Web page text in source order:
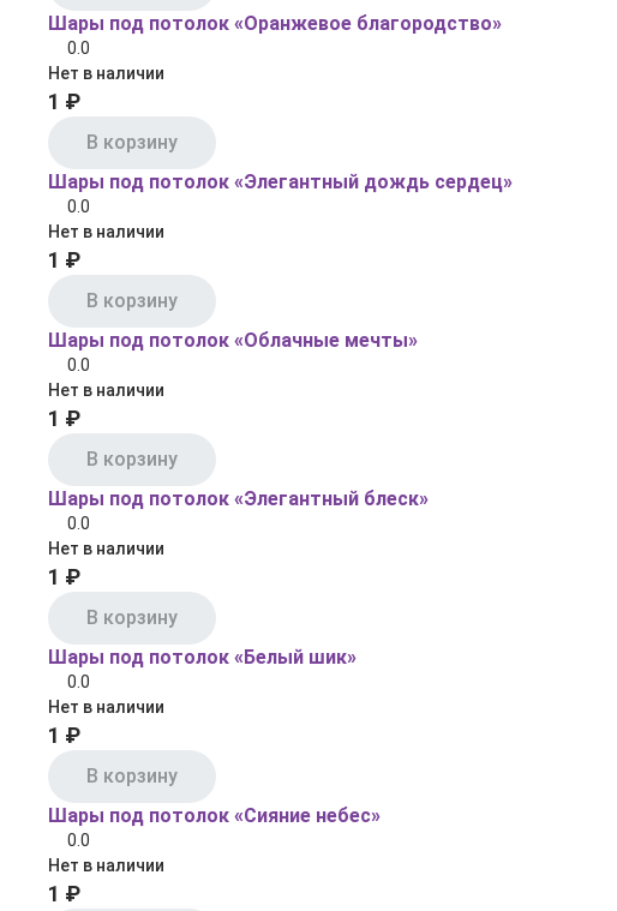
Шары под потолок «Оранжевое благородство»
0.0
Нет в наличии
1 ₽
В корзину
Шары под потолок «Элегантный дождь сердец»
0.0
Нет в наличии
1 ₽
В корзину
Шары под потолок «Облачные мечты»
0.0
Нет в наличии
1 ₽
В корзину
Шары под потолок «Элегантный блеск»
0.0
Нет в наличии
1 ₽
В корзину
Шары под потолок «Белый шик»
0.0
Нет в наличии
1 ₽
В корзину
Шары под потолок «Сияние небес»
0.0
Нет в наличии
1 ₽